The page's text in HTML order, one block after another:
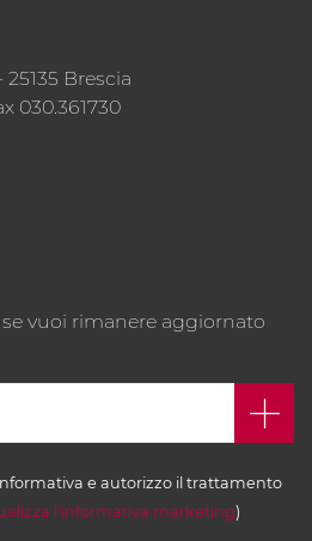
Brescia
030.361730
vuoi rimanere aggiornato
e autorizzo il trattamento
l'informativa marketing)